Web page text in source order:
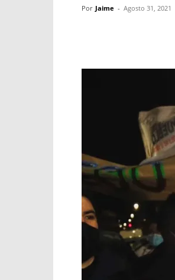
Por Jaime - Agosto 31, 2021